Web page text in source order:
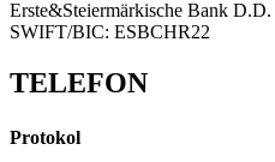
Erste&Steiermärkische Bank D.D.
SWIFT/BIC: ESBCHR22
TELEFON
Protokol